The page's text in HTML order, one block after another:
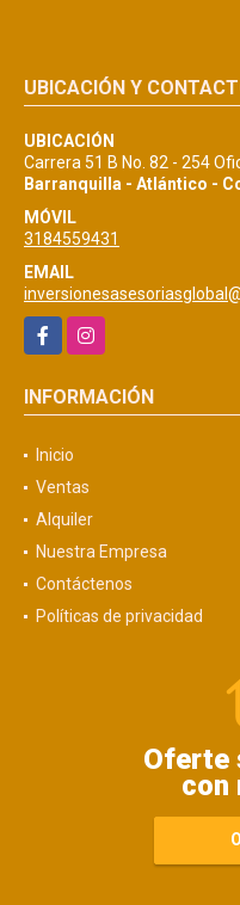
UBICACIÓN Y
UBICACIÓN
Carrera 51 B No. 82 - 254
Barranquilla - Atlántico -
MÓVIL
3184559431
EMAIL
FacebookInstagram
INFORMACIÓN
Inicio
Ventas
Alquiler
Nuestra Empresa
Contáctenos
Políticas de privacidad
Oferte
con